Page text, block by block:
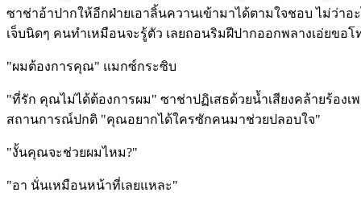
ซาช่าอ้าปากให้อีกฝ่ายเอาลิ้นควานเข้ามาได้ตามใจชอบ ไม่ว่า
เจ็บนิดๆ คนทำเหมือนจะรู้ตัว เลยถอนริมฝีปากออกพลางเอ่ยขอ
"ผมต้องการคุณ" แมกซ์กระซิบ
"ที่รัก คุณไม่ได้ต้องการผม" ซาช่าปฏิเสธด้วยน้ำเสียงคล้ายร้องเ
สถานการณ์ปกติ "คุณอยากได้ใครซักคนมาช่วยปลอบใจ"
"งั้นคุณจะช่วยผมไหม?"
"อา นั่นเหมือนหน้าที่เลยแหละ"